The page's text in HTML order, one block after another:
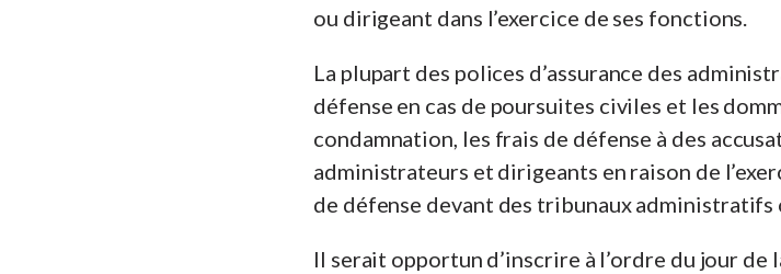
ou dirigeant dans l’exercice de ses fonctions.
La plupart des polices d’assurance des
défense en cas de poursuites civiles et les
condamnation, les frais de défense à des
administrateurs et dirigeants en raison de
de défense devant des tribunaux administratifs
Il serait opportun d’inscrire à l’ordre du jour